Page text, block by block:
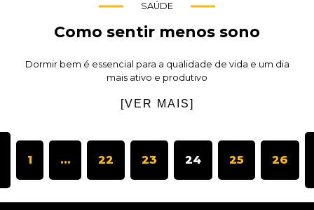
SAÚDE
Como sentir menos sono
Dormir bem é essencial para a qualidade de vida e um dia
mais ativo e produtivo
[VER MAIS]
1 … 22 23 24 25 26